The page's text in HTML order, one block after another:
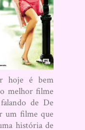
hoje é bem
melhor filme
de De
um filme que
história de